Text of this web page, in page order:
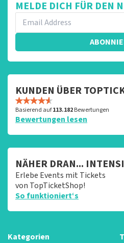
MELDE DICH FÜR DEN
KUNDEN ÜBER
Basierend auf113.182Bewertungen
Bewertungen lesen
NÄHER DRAN...
Erlebe Events mit Tickets
von TopTicketShop!
So funktioniert‘s
Kategorien